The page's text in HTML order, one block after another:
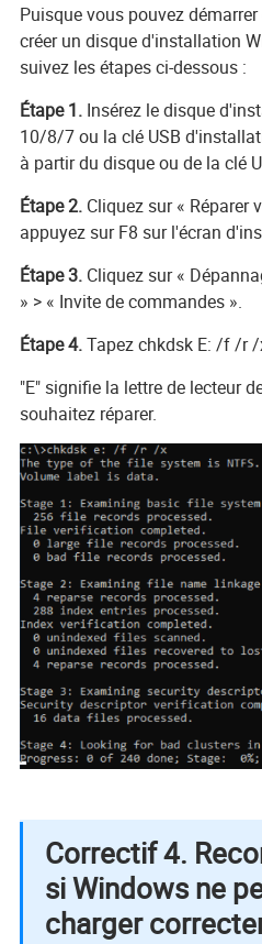
Puisque vous pouvez
créer un disque d'installation
suivez les étapes ci-dessous :
Étape 1.Insérez le disque
10/8/7 ou la clé USB
à partir du disque ou de la clé
Étape 2.Cliquez sur « Réparer
appuyez sur F8 sur l'écran
Étape 3.Cliquez sur «
» > « Invite de commandes ».
Étape 4.Tapez chkdsk E: /f /r /
"E" signifie la lettre de lecteur
souhaitez réparer.
Correctif 4.
si Windows ne
charger